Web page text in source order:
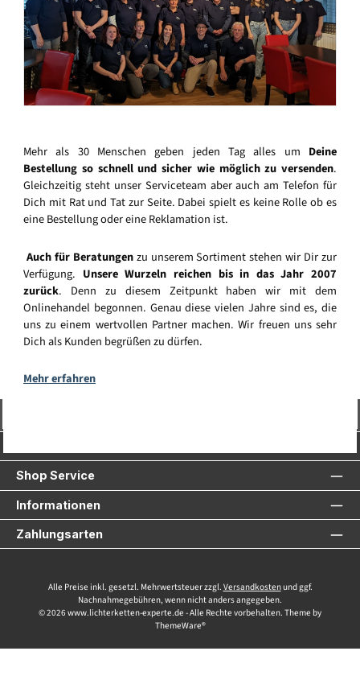
Mehr als 30 Menschen geben jeden Tag alles um Deine
Bestellung so schnell und sicher wie möglich zu versenden.
Gleichzeitig steht unser Serviceteam aber auch am Telefon für
Dich mit Rat und Tat zur Seite. Dabei spielt es keine Rolle ob es
eine Bestellung oder eine Reklamation ist.
Auch für Beratungenzu unserem Sortiment stehen wir Dir zur
Verfügung. Unsere Wurzeln reichen bis in das Jahr 2007
zurück. Denn zu diesem Zeitpunkt haben wir mit dem
Onlinehandel begonnen. Genau diese vielen Jahre sind es, die
uns zu einem wertvollen Partner machen. Wir freuen uns sehr
Dich als Kunden begrüßen zu dürfen.
Mehr erfahren
Shop Service
Informationen
Zahlungsarten
Alle Preise inkl. gesetzl. Mehrwertsteuer zzgl. Versandkostenund ggf.
Nachnahmegebühren, wenn nicht anders angegeben.
© 2026 www.lichterketten-experte.de - Alle Rechte vorbehalten. Theme by
ThemeWare®